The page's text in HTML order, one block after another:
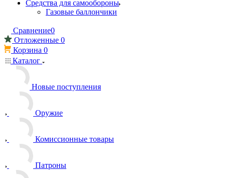
Средства для самообороны
Газовые баллончики
Сравнение0
Отложенные 0
Корзина 0
Каталог
Новые поступления
Оружие
Комиссионные товары
Патроны